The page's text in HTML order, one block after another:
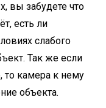
вы забудете что
есть ли
слабого
Так же если
то камера к нему
объекта.